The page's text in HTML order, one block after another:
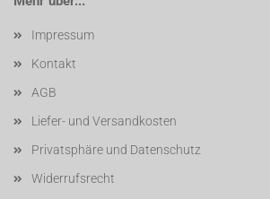
Impressum
Kontakt
AGB
Liefer- und Versandkosten
Privatsphäre und Datenschutz
Widerrufsrecht